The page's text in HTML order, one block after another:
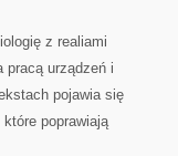
z realiami
pracą urządzeń i
pojawia się
poprawiają